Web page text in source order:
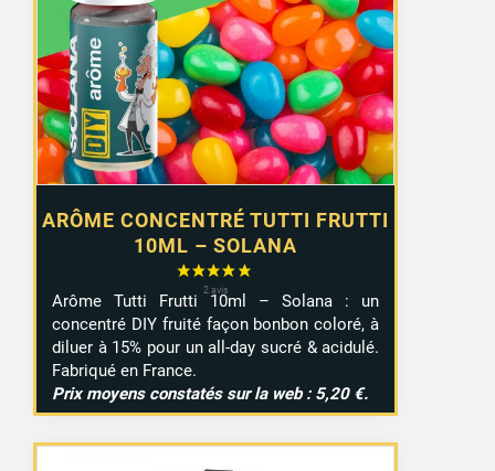
ARÔME CONCENTRÉ TUTTI FRUTTI
10ML – SOLANA
était :
3,99 €.
est :
2,99 €.
Arôme Tutti Frutti 10ml – Solana : un
concentré DIY fruité façon bonbon coloré, à
diluer à 15% pour un all-day sucré & acidulé.
Fabriqué en France.
Prix moyens constatés sur la web : 5,20 €.